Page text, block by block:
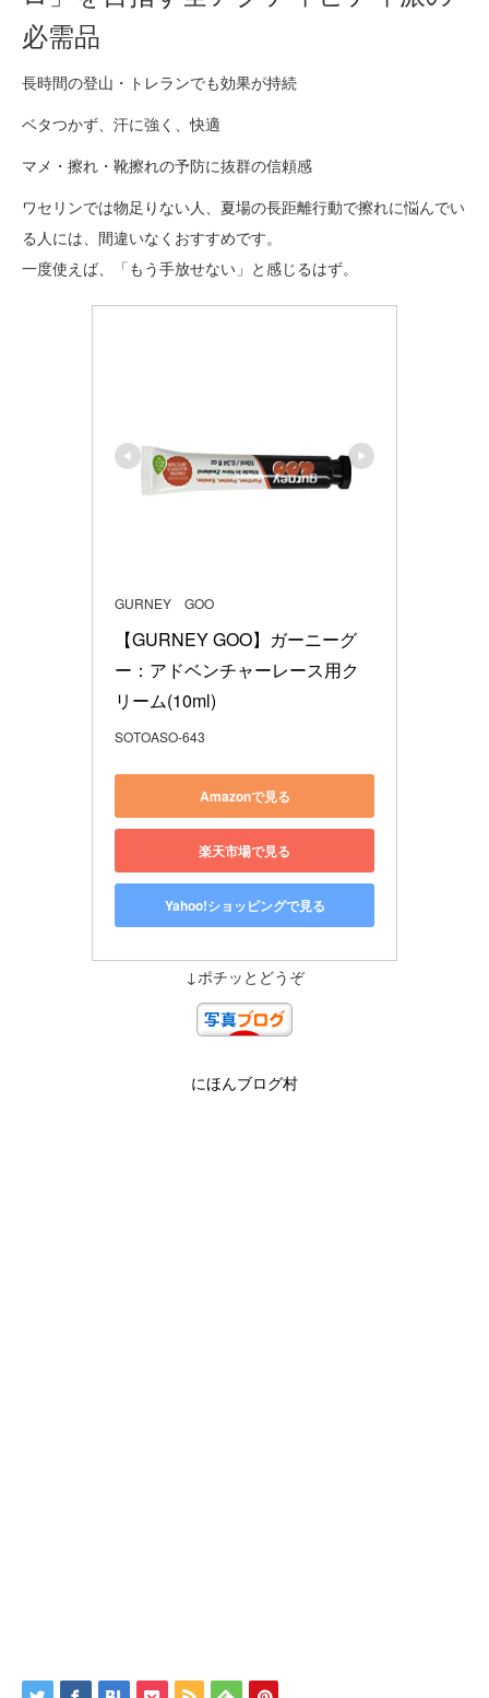
必需品
長時間の登山・トレランでも効果が持続
ベタつかず、汗に強く、快適
マメ・擦れ・靴擦れの予防に抜群の信頼感
ワセリンでは物足りない人、夏場の長距離行動で擦れに悩んでい
る人には、間違いなくおすすめです。
一度使えば、「もう手放せない」と感じるはず。
GURNEY GOO
【GURNEY GOO】ガーニーグ
ー：アドベンチャーレース用ク
リーム(10ml)
SOTOASO-643
Amazonで見る
楽天市場で見る
Yahoo!ショッピングで見る
↓ポチッとどうぞ
にほんブログ村